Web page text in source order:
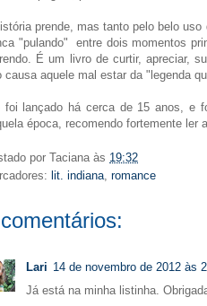
prende, mas tanto pelo belo
"pulando" entre dois momentos
É um livro de curtir, apreciar,
causa aquele mal estar da "legenda
foi lançado há cerca de 15 anos, e
época, recomendo fortemente ler
por Taciana às 19:32
lit. indiana, romance
Lari 14 de novembro de 2012 às
Já está na minha listinha.